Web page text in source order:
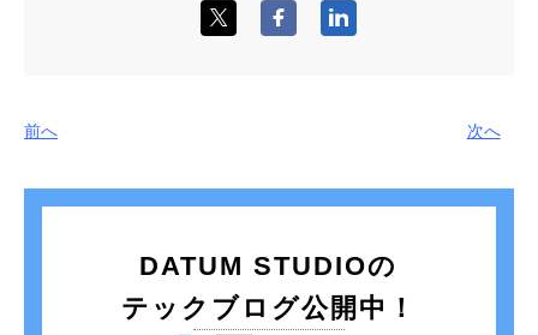
前へ 次へ
DATUM STUDIOの
テックブログ公開中！